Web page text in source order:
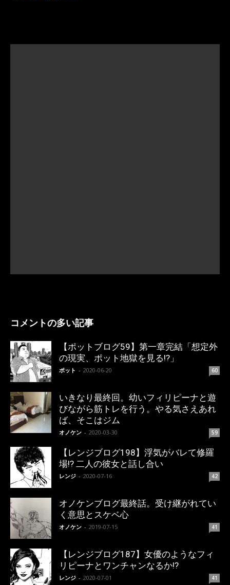
コメントの多い記事
【ポットブログ59】第一章完結「想定外
の現実、ポット地獄を見る!?」
ポット - 2020-06-20 60
いきなり最終回。幼いフィリピーナと遊
びながら筋トレを行う。やる気さえあれ
ば、そこはジム
オノケン - 2020-03-30 59
【レンジブログ198】浮気がバレて修羅
場!? 二人の彼女と話し合い
レンジ - 2020-07-16 42
オノケンブログ最終話。受け継がれてい
く意思とスケベ心
オノケン - 2019-07-15 41
【レンジブログ187】女優のようなフィ
リピーナとワンチャンなるか!?
レンジ - 2020-07-01 41